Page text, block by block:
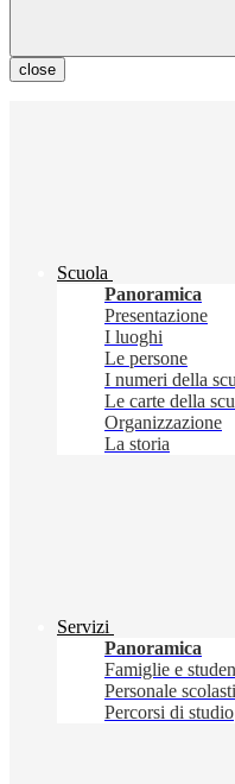
close
Scuola
Panoramica
Presentazione
I luoghi
Le persone
I numeri della
Le carte della
Organizzazione
La storia
Servizi
Panoramica
Famiglie e
Personale
Percorsi di studio